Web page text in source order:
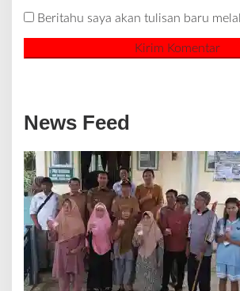
Beritahu saya akan tulisan baru
News Feed